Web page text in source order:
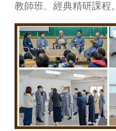
教師班、經典精研課程。